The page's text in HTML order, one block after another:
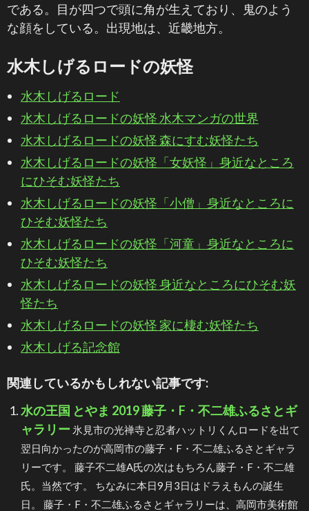
である。目が四つで頭に角が生えており、鬼のよう
な顔をしている。出現地は、近畿地方。
水木しげるロードの妖怪
水木しげるロード
水木しげるロードの妖怪 水木マンガの世界
水木しげるロードの妖怪 森にすむ妖怪たち
水木しげるロードの妖怪「女妖怪」身近なところ
にひそむ妖怪たち
水木しげるロードの妖怪「小僧」身近なところに
ひそむ妖怪たち
水木しげるロードの妖怪「河童」身近なところに
ひそむ妖怪たち
水木しげるロードの妖怪 身近なところにひそむ妖
怪たち
水木しげるロードの妖怪 家に棲む妖怪たち
水木しげる記念館
関連しているかもしれない記事です:
水の王国 とやま 2019 藤子・F・不二雄ふるさとギ
ャラリー 氷見市の光禅寺と忍者ハットリくんロードを出て
翌日向かったのが高岡市の藤子・F・不二雄ふるさとギャラ
リーです。 藤子不二雄A氏の次はもちろん藤子・F・不二雄
氏。当然です。 ちなみに本日9月3日はドラえもんの誕生
日。 藤子・F・不二雄ふるさとギャラリーは、高岡市美術館